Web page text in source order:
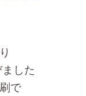
した
で